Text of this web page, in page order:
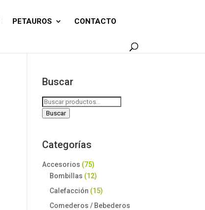
PETAUROS CONTACTO
Buscar
Buscar
por:
Buscar
Categorías
Accesorios (75)
Bombillas (12)
Calefacción (15)
Comederos / Bebederos